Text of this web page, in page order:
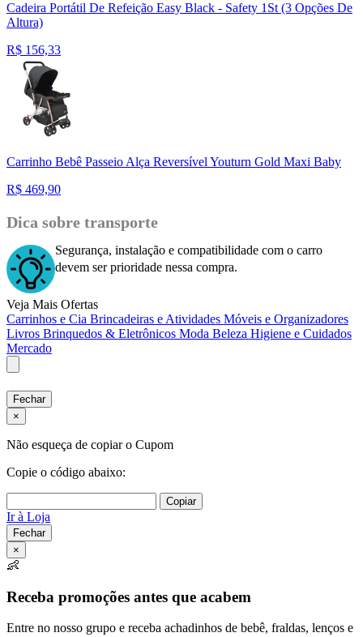
Cadeira Portátil De Refeição Easy Black - Safety 1St (3 Opções De
Altura)
R$ 156,33
Carrinho Bebê Passeio Alça Reversível Youturn Gold Maxi Baby
R$ 469,90
Dica sobre transporte
Segurança, instalação e compatibilidade com o carro
devem ser prioridade nessa compra.
Veja Mais Ofertas
Carrinhos e Cia Brincadeiras e Atividades Móveis e Organizadores
Livros Brinquedos & Eletrônicos Moda Beleza Higiene e Cuidados
Mercado
Fechar
×
Não esqueça de copiar o Cupom
Copie o código abaixo:
Copiar
Ir à Loja
Fechar
×
👶
Receba promoções antes que acabem
Entre no nosso grupo e receba achadinhos de bebê, fraldas, lenços e